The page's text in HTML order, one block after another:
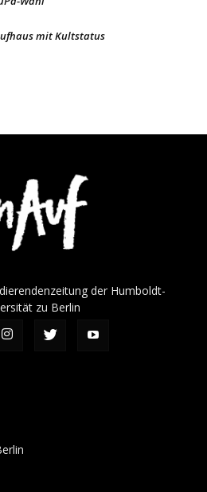
mit Kultstatus
der Humboldt-
zu Berlin